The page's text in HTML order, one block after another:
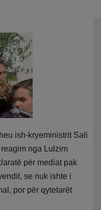
ish-kryeministrit Sali
nga Lulzim
për mediat pak
se nuk ishte i
por për qytetarët